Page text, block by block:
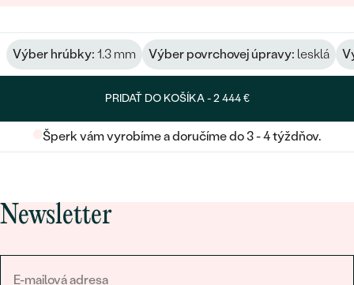
Výber hrúbky: 1.3 mm Výber povrchovej úpravy: lesklá
PRIDAŤ DO KOŠÍKA -2 444 €
Šperk vám vyrobíme a doručíme do 3 - 4 týždňov.
Newsletter